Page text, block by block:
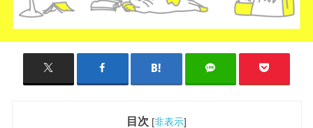
目次 [非表示]